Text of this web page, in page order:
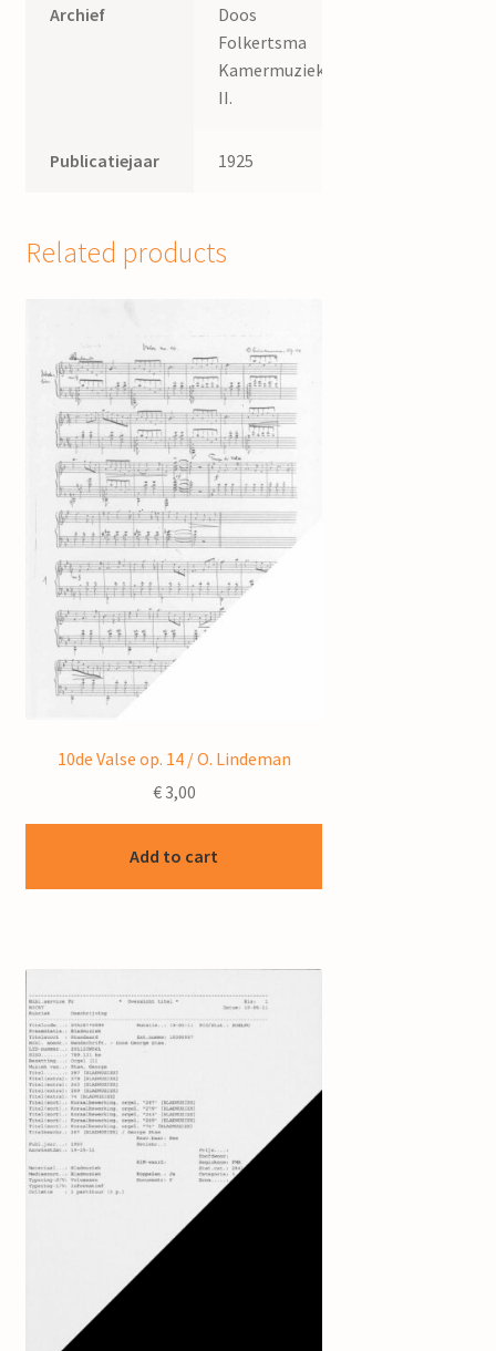
Archief
Doos
Folkertsma
Kamermuziek
II.
Publicatiejaar 1925
Related products
10de Valse op. 14 / O. Lindeman
€3,00
Add to cart